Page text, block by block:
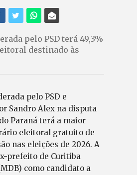
pelo PSD terá 49,3%
destinado às
pelo PSD e
Sandro Alex na disputa
Paraná terá a maior
eleitoral gratuito de
nas eleições de 2026. A
prefeito de Curitiba
como candidato a